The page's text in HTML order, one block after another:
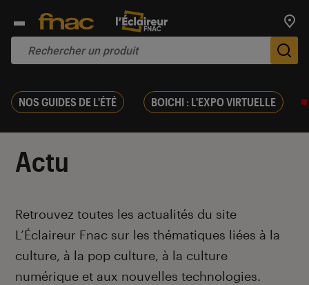
NOS GUIDES DE L'ÉTÉ BOICHI : L'EXPO VIRTUELLE
Actu
Introduction
Retrouvez toutes les actualités du site
L’Éclaireur Fnac sur les thématiques liées à la
culture, à la pop culture, à la culture
numérique et aux nouvelles technologies.